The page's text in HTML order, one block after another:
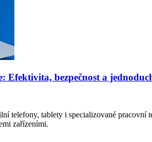
bezpečnost a
telefony, tablety i specializované pracovní
zařízeními.